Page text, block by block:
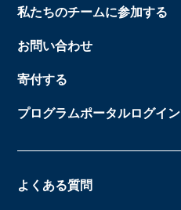
私たちのチームに参加する
お問い合わせ
寄付する
プログラムポータルログイン
よくある質問